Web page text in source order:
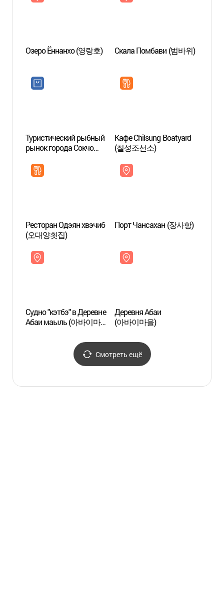
Озеро Ённанхо (영랑호) Скала Помбави (범바위)
Туристический рыбный
рынок города Сокчо
города Сокчо)
(속초관광수산시장(구
Кафе Chilsung Boatyard
(칠성조선소)
Ресторан Одэян хвэчиб
(오대양횟집)
Порт Чансахан (장사항)
Судно "кэтбэ" в Деревне
Абаи маыль (아바이마을
Деревня Абаи
(아바이마을)
Смотреть ещё